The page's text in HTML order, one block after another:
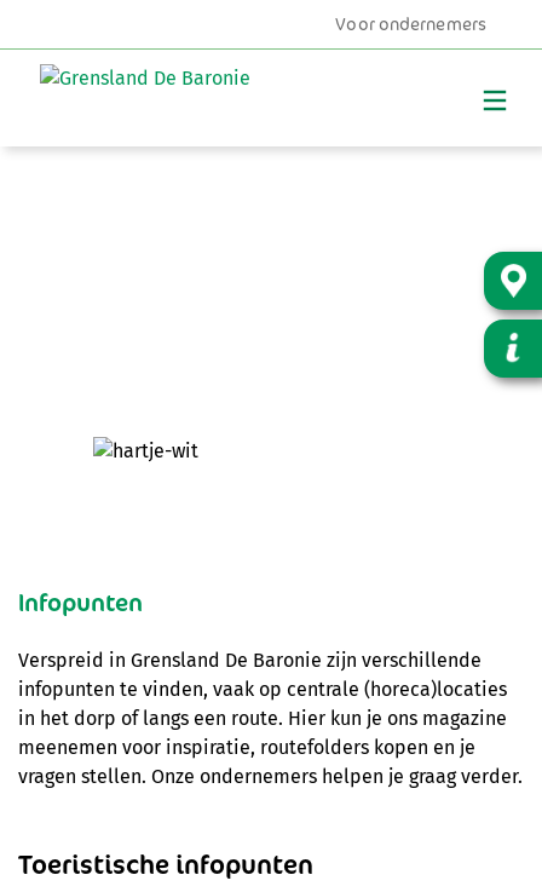
Voor ondernemers
Infopunten
Verspreid in Grensland De Baronie zijn verschillende
infopunten te vinden, vaak op centrale (horeca)locaties
in het dorp of langs een route. Hier kun je ons magazine
meenemen voor inspiratie, routefolders kopen en je
vragen stellen. Onze ondernemers helpen je graag verder.
Toeristische infopunten